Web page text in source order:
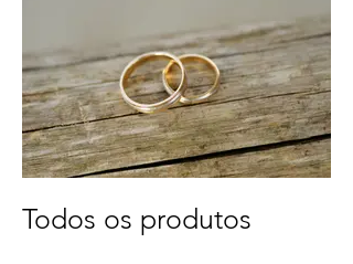
Todos os produtos